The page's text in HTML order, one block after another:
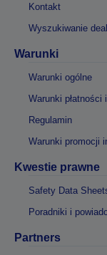
Kontakt
Wyszukiwanie
Warunki
Warunki ogólne
Warunki płatności
Regulamin
Warunki promocji
Kwestie prawne
Safety Data
Poradniki i
Partners